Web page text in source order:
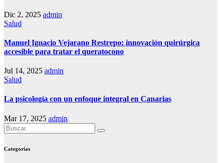
Dic 2, 2025 admin
Salud
Manuel Ignacio Vejarano Restrepo: innovación quirúrgica
accesible para tratar el queratocono
Jul 14, 2025 admin
Salud
La psicología con un enfoque integral en Canarias
Mar 17, 2025 admin
Categorías